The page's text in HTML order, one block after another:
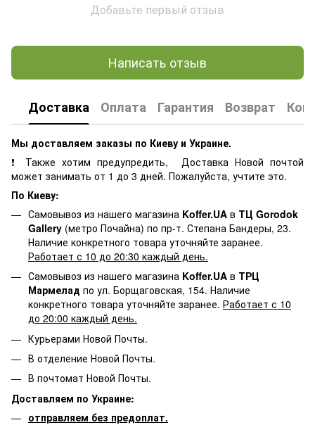
Добавьте первый отзыв
Написать отзыв
Доставка Оплата Гарантия Возврат
Мы доставляем заказы по Киеву и Украине.
❗ Также хотим предупредить, Доставка Новой почтой
может занимать от 1 до 3 дней. Пожалуйста, учтите это.
По Киеву:
Самовывоз из нашего магазина Koffer.UA в ТЦ Gorodok
Gallery (метро Почайна) по пр-т. Степана Бандеры, 23.
Наличие конкретного товара уточняйте заранее.
Работает с 10 до 20:30 каждый день.
Самовывоз из нашего магазина Koffer.UA в ТРЦ
Мармелад по ул. Борщаговская, 154. Наличие
конкретного товара уточняйте заранее. Работает с 10
до 20:00 каждый день.
Курьерами Новой Почты.
В отделение Новой Почты.
В почтомат Новой Почты.
Доставляем по Украине:
отправляем без предоплат.